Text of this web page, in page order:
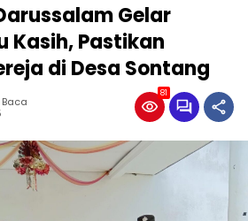
Gelar
Kasih, Pastikan
di Desa Sontang
Baca
81